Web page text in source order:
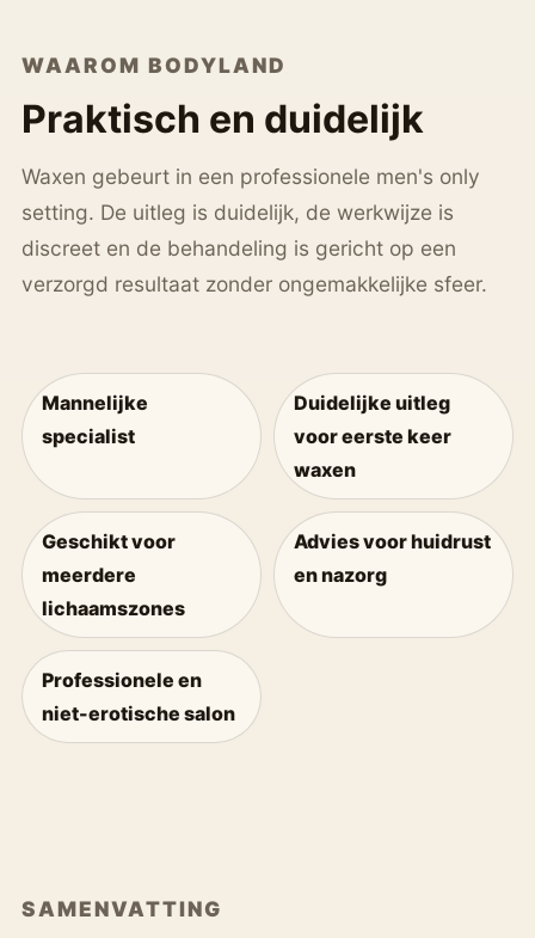
WAAROM BODYLAND
Praktisch en duidelijk
Waxen gebeurt in een professionele men's only
setting. De uitleg is duidelijk, de werkwijze is
discreet en de behandeling is gericht op een
verzorgd resultaat zonder ongemakkelijke sfeer.
Mannelijke
specialist
Duidelijke uitleg
voor eerste keer
waxen
Geschikt voor
meerdere
lichaamszones
Advies voor huidrust
en nazorg
Professionele en
niet-erotische salon
SAMENVATTING